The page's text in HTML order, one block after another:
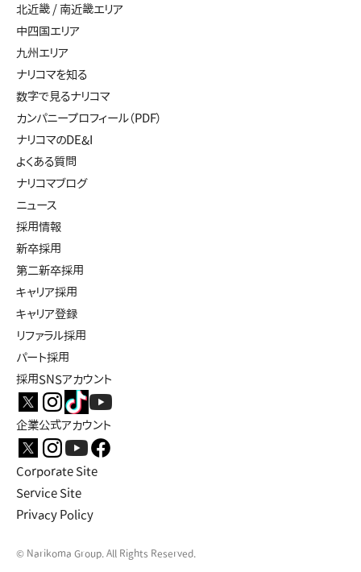
北近畿 / 南近畿エリア
中四国エリア
九州エリア
ナリコマを知る
数字で見るナリコマ
カンパニープロフィール（PDF）
ナリコマのDE&I
よくある質問
ナリコマブログ
ニュース
採用情報
新卒採用
第二新卒採用
キャリア採用
キャリア登録
リファラル採用
パート採用
採用SNSアカウント
企業公式アカウント
Corporate Site
Service Site
Privacy Policy
© Narikoma Group. All Rights Reserved.